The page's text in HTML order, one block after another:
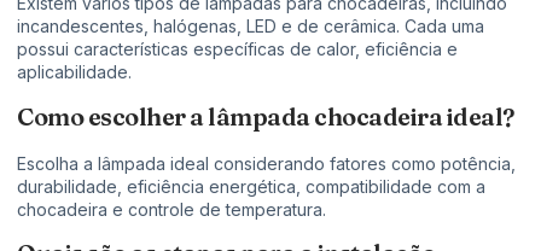
incandescentes, halógenas, LED e de cerâmica. Cada uma
possui características específicas de calor, eficiência e
aplicabilidade.
Como escolher a lâmpada chocadeira ideal?
Escolha a lâmpada ideal considerando fatores como potência,
durabilidade, eficiência energética, compatibilidade com a
chocadeira e controle de temperatura.